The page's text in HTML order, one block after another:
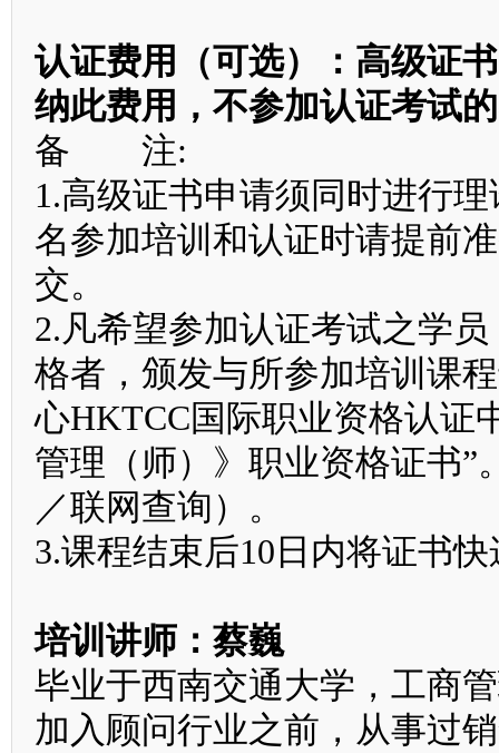
认证费用（可选）
：高级证
纳此费用，不参加认证考试
备 注:
1.高级证书申请须同时进行
名参加培训和认证时请提前
交。
2.凡希望参加认证考试之学
格者，颁发与所参加培训课
心HKTCC国际职业资格认证
管理（师）》职业资格证书”
／联网查询）。
3.课程结束后10日内将证书
培训讲师：蔡巍
毕业于西南交通大学，工商
加入顾问行业之前，从事过